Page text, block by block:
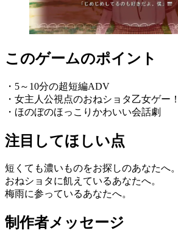
このゲームのポイント
・5～10分の超短編ADV
・女主人公視点のおねショタ乙女ゲー！
・ほのぼのほっこりかわいい会話劇
注目してほしい点
短くても濃いものをお探しのあなたへ。
おねショタに飢えているあなたへ。
梅雨に参っているあなたへ。
制作者メッセージ